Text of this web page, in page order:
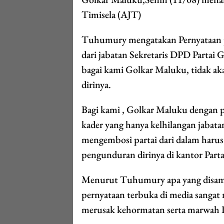
Timisela (AJT)
Tuhumury mengatakan
dari jabatan Sekretaris DPD Partai
bagai kami Golkar Maluku, tidak
dirinya.
Bagi kami , Golkar Maluku dengan
kader yang hanya kelhilangan
mengembosi partai dari dalam
pengunduran dirinya di kantor
Menurut Tuhumury apa yang
pernyataan terbuka di media
merusak kehormatan serta marwah